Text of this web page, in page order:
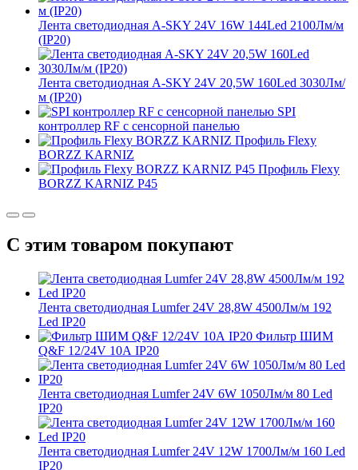
Лента светодиодная A-SKY 24V 16W 144Led 2100Лм/м
(IP20)
Лента светодиодная A-SKY 24V 20,5W 160Led 3030Лм/
м (IP20)
SPI
контроллер RF с сенсорной панелью
Профиль Flexy
BORZZ KARNIZ
Профиль Flexy
BORZZ KARNIZ P45
С этим товаром покупают
Лента светодиодная Lumfer 24V 28,8W 4500Лм/м 192
Led IP20
Фильтр ШИМ
Q&F 12/24V 10А IP20
Лента светодиодная Lumfer 24V 6W 1050Лм/м 80 Led
IP20
Лента светодиодная Lumfer 24V 12W 1700Лм/м 160 Led
IP20